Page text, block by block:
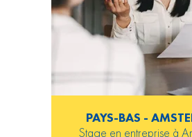
PAYS-BAS -
Stage en entreprise à